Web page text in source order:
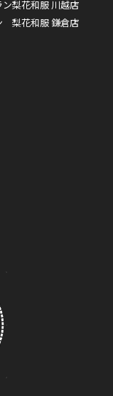
ン梨花和服 川越店
梨花和服 鎌倉店